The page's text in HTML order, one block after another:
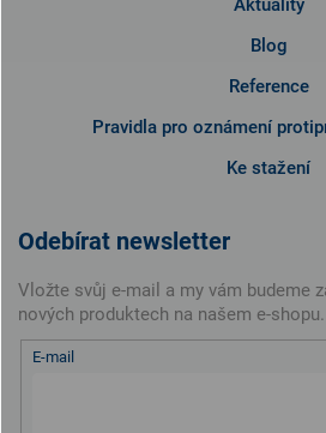
Aktuality
Blog
Reference
Pravidla pro oznámení
Ke stažení
Odebírat newsletter
Vložte svůj e-mail a my vám budeme
nových produktech na našem e-shopu.
E-mail